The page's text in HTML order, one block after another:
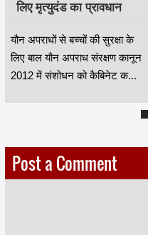
लिए मृत्‍युदंड का प्रावधान
यौन अपराधों से बच्‍चों की सुरक्षा के
लिए बाल यौन अपराध संरक्षण कानून
2012 में संशोधन को कैबिनेट क...
Post a Comment